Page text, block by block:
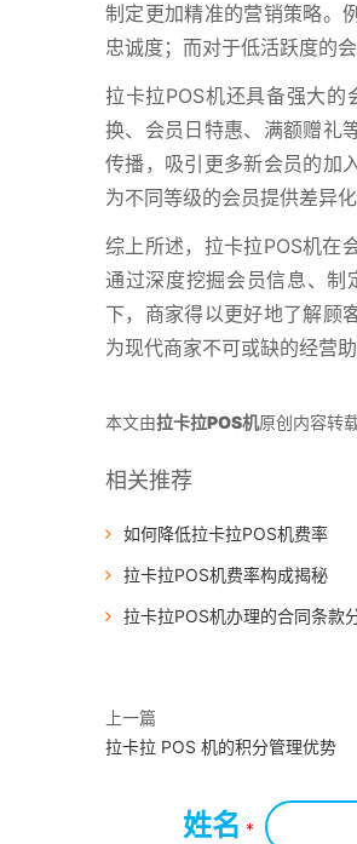
制定更加精准的营销策略。
忠诚度；而对于低活跃度的
拉卡拉POS机还具备强大
换、会员日特惠、满额赠礼
传播，吸引更多新会员的加
为不同等级的会员提供差异
综上所述，拉卡拉POS机在
通过深度挖掘会员信息、制
下，商家得以更好地了解顾
为现代商家不可或缺的经营助
本文由拉卡拉POS机原创内容转
相关推荐
如何降低拉卡拉POS机费率
拉卡拉POS机费率构成揭秘
拉卡拉POS机办理的合同条款
上一篇
拉卡拉 POS 机的积分管理优势
姓名 *